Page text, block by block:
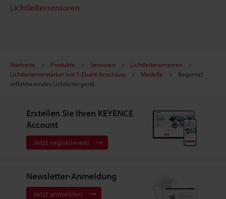
Lichtleitersensoren
Startseite Produkte Sensoren
Lichtleitersensoren
Lichtleiterverstärker mit 1-Draht-Anschluss
Modelle
Begrenzt
reflektierendes Lichtleitergerät
Erstellen Sie Ihren KEYENCE
Account
Jetzt registrieren!
Newsletter-Anmeldung
Jetzt anmelden